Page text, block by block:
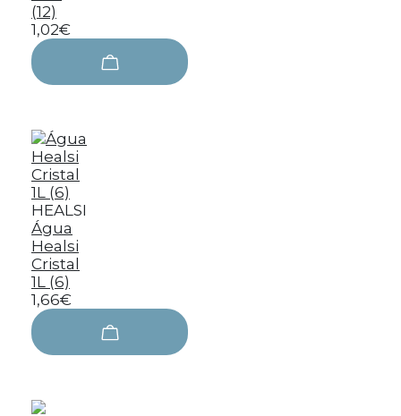
(12)
1,02€
HEALSI
Água
Healsi
Cristal
1L (6)
1,66€